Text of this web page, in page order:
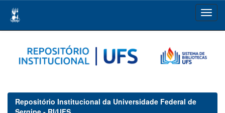
navigation
Repositório Institucional da Universidade Federal de